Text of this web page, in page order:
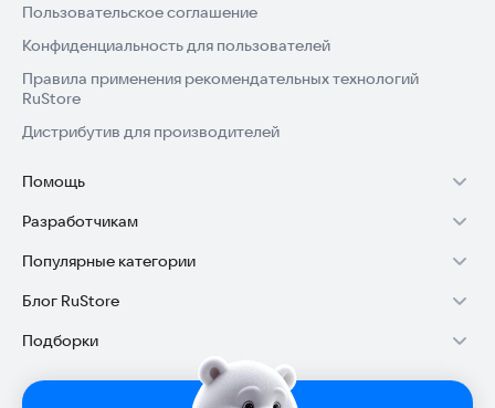
Пользовательское соглашение
Конфиденциальность для пользователей
Правила применения рекомендательных технологий
RuStore
Дистрибутив для производителей
Помощь
Установка RuStore на TV
Покупки и возвраты
Авторизация в RuStore
Разработчикам
Зарабатывать с RuStore
RuStore SDK (документация)
Блог RuStore для разработчиков
Популярные категории
Игры для Android
Родителям
Блог RuStore
Обзоры игр для Android 2025
Обзоры мобильных приложений 2025
Лайфхаки и советы для Android-пользователей
Подборки
Игровой набор